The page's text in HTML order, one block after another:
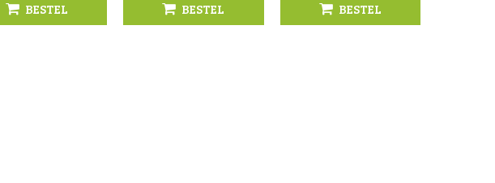
BESTEL BESTEL BESTEL